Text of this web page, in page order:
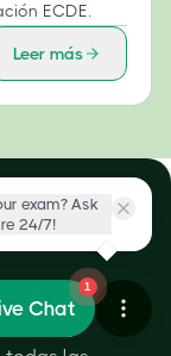
ECDE.
Leer más
todas
ofertas
exam? Ask
24/7!
1
Chat